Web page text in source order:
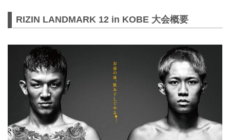
RIZIN LANDMARK 12 in KOBE 大会概要